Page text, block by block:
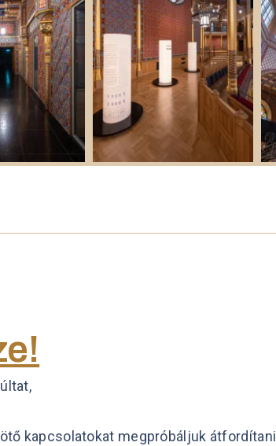
kapcsolatokat megpróbáljuk átfordítani